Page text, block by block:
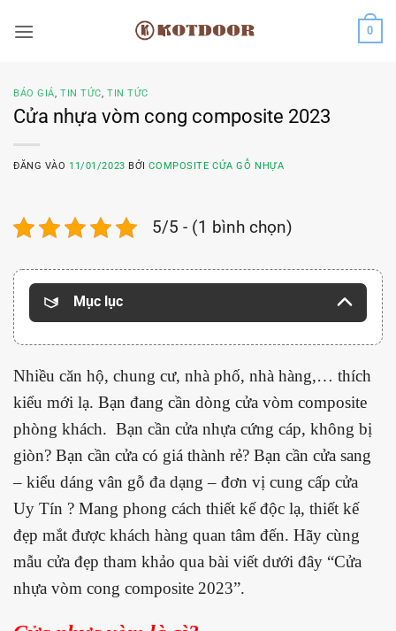
qua
0
BÁO GIÁ,TIN TỨC,TIN TỨC
Cửa nhựa vòm cong composite 2023
ĐĂNG VÀO 11/01/2023 BỞICOMPOSITE CỬA GỖ NHỰA
5/5 - (1 bình chọn)
Mục lục
Nhiều căn hộ, chung cư, nhà phố, nhà hàng,… thích
kiểu mới lạ. Bạn đang cần dòng cửa vòm composite
phòng khách. Bạn cần cửa nhựa cứng cáp, không bị
giòn? Bạn cần cửa có giá thành rẻ? Bạn cần cửa sang
– kiểu dáng vân gỗ đa dạng – đơn vị cung cấp cửa
Uy Tín ? Mang phong cách thiết kế độc lạ, thiết kế
đẹp mắt được khách hàng quan tâm đến. Hãy cùng
mẫu cửa đẹp tham khảo qua bài viết dưới đây “Cửa
nhựa vòm cong composite 2023”.